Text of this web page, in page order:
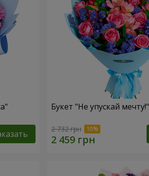
Букет "Не упускай мечту!"
2 732 грн